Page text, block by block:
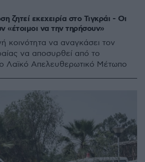
ζητεί εκεχειρία στο Τιγκράι - Οι
«έτοιμοι να την τηρήσουν»
κοινότητα να αναγκάσει τον
να αποσυρθεί από το
Λαϊκό Απελευθερωτικό Μέτωπο